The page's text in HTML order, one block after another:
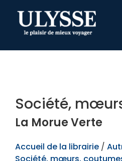
TEST
Société,
La Morue Verte
Accueil de la librairie /